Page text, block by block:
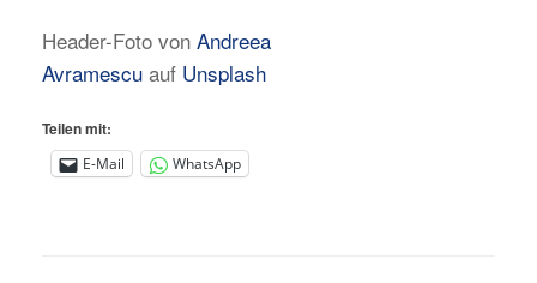
Header-Foto von Andreea
Avramescu auf Unsplash
Teilen mit:
E-Mail WhatsApp